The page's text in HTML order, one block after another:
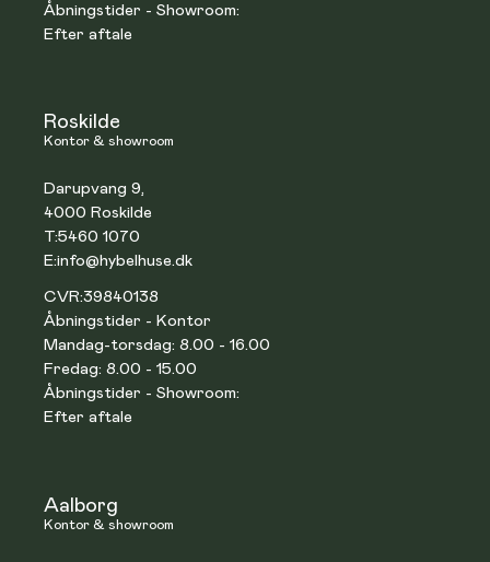
Åbningstider - Showroom:
Efter aftale
Roskilde
Kontor & showroom
Darupvang 9,
4000 Roskilde
T:5460 1070
E:info@hybelhuse.dk
CVR:39840138
Åbningstider - Kontor
Mandag-torsdag: 8.00 - 16.00
Fredag: 8.00 - 15.00
Åbningstider - Showroom:
Efter aftale
Aalborg
Kontor & showroom